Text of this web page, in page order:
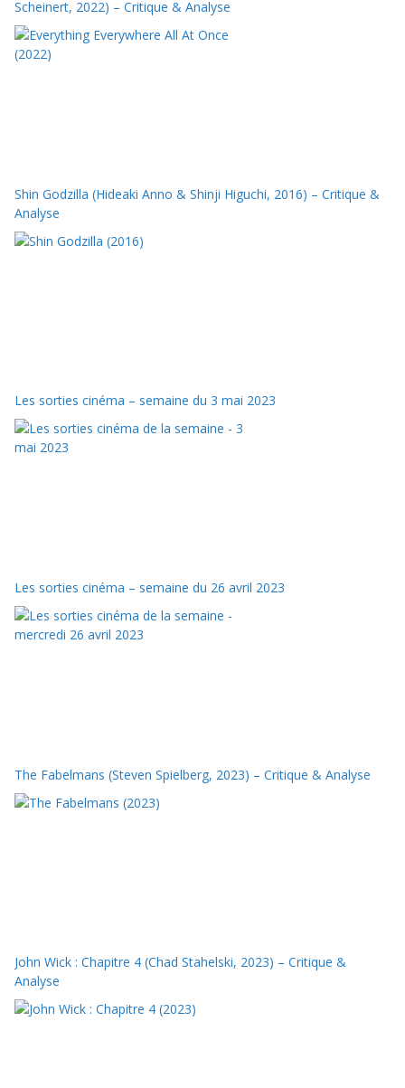
Scheinert, 2022) – Critique & Analyse
Shin Godzilla (Hideaki Anno & Shinji Higuchi, 2016) – Critique &
Analyse
Les sorties cinéma – semaine du 3 mai 2023
Les sorties cinéma – semaine du 26 avril 2023
The Fabelmans (Steven Spielberg, 2023) – Critique & Analyse
John Wick : Chapitre 4 (Chad Stahelski, 2023) – Critique &
Analyse